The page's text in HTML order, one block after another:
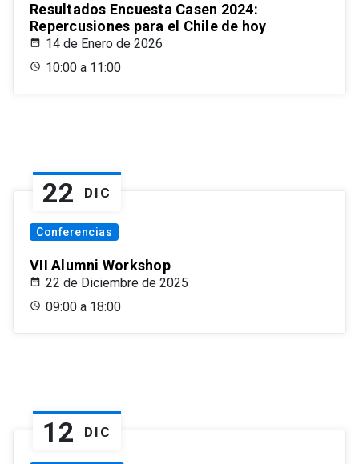
Resultados Encuesta Casen 2024:
Repercusiones para el Chile de hoy
14 de Enero de 2026
10:00 a 11:00
22 DIC
Conferencias
VII Alumni Workshop
22 de Diciembre de 2025
09:00 a 18:00
12 DIC